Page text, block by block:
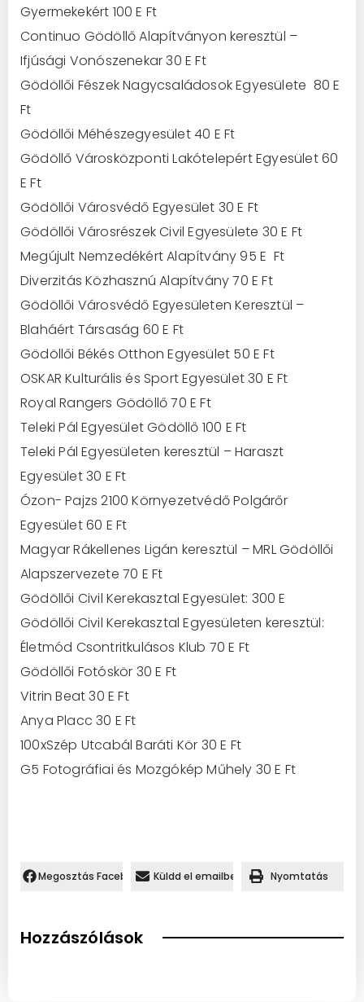
Gyermekekért 100 E Ft
Continuo Gödöllő Alapítványon keresztül –
Ifjúsági Vonószenekar 30 E Ft
Gödöllői Fészek Nagycsaládosok Egyesülete 80 E
Ft
Gödöllői Méhészegyesület 40 E Ft
Gödöllő Városközponti Lakótelepért Egyesület 60
E Ft
Gödöllői Városvédő Egyesület 30 E Ft
Gödöllői Városrészek Civil Egyesülete 30 E Ft
Megújult Nemzedékért Alapítvány 95 E Ft
Diverzitás Közhasznú Alapítvány 70 E Ft
Gödöllői Városvédő Egyesületen Keresztül –
Blaháért Társaság 60 E Ft
Gödöllői Békés Otthon Egyesület 50 E Ft
OSKAR Kulturális és Sport Egyesület 30 E Ft
Royal Rangers Gödöllő 70 E Ft
Teleki Pál Egyesület Gödöllő 100 E Ft
Teleki Pál Egyesületen keresztül – Haraszt
Egyesület 30 E Ft
Ózon- Pajzs 2100 Környezetvédő Polgárőr
Egyesület 60 E Ft
Magyar Rákellenes Ligán keresztül – MRL Gödöllői
Alapszervezete 70 E Ft
Gödöllői Civil Kerekasztal Egyesület: 300 E
Gödöllői Civil Kerekasztal Egyesületen keresztül:
Életmód Csontritkulásos Klub 70 E Ft
Gödöllői Fotóskör 30 E Ft
Vitrin Beat 30 E Ft
Anya Placc 30 E Ft
100xSzép Utcabál Baráti Kör 30 E Ft
G5 Fotográfiai és Mozgókép Műhely 30 E Ft
Megosztás Facebookon.Küldd el emailben Nyomtatás
Hozzászólások